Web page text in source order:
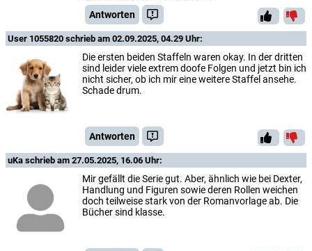
Antworten
User 1055820 schrieb am 02.09.2025, 04.29 Uhr:
Die ersten beiden Staffeln waren okay. In der dritten
sind leider viele extrem doofe Folgen und jetzt bin ich
nicht sicher, ob ich mir eine weitere Staffel ansehe.
Schade drum.
Antworten
uKa schrieb am 27.05.2025, 16.06 Uhr:
Mir gefällt die Serie gut. Aber, ähnlich wie bei Dexter,
Handlung und Figuren sowie deren Rollen weichen
doch teilweise stark von der Romanvorlage ab. Die
Bücher sind klasse.